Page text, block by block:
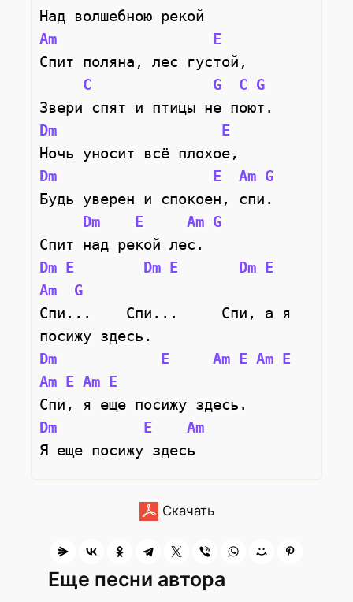
Над волшебною рекой
Am
E
Спит поляна, лес густой,
C
G C G
Звери спят и птицы не поют.
Dm
E
Ночь уносит всё плохое,
Dm
E Am G
Будь уверен и спокоен, спи.
Dm
E Am G
Спит над рекой лес.
Dm E Dm E Dm E
Am
G
Спи...    Спи...     Спи, а я
посижу здесь.
Dm
E Am E Am E
Am E Am E
Спи, я еще посижу здесь.
Dm
E
Am
Я еще посижу здесь
Скачать
Еще песни автора